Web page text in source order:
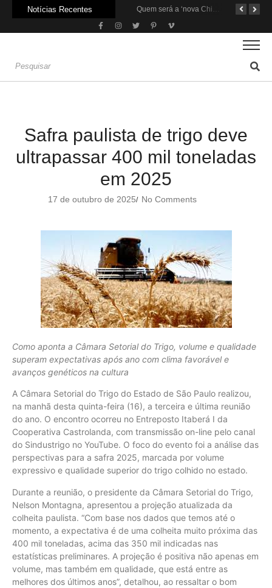
Notícias Recentes Quem será a ‘nova China’ do agro quando o apetite de Pequim acabar?
Safra paulista de trigo deve
ultrapassar 400 mil toneladas
em 2025
17 de outubro de 2025/ No Comments
Como aponta a Câmara Setorial do Trigo, volume e qualidade
superam expectativas após ano com clima favorável e
avanços genéticos na cultura
A Câmara Setorial do Trigo do Estado de São Paulo realizou,
na manhã desta quinta-feira (16), a terceira e última reunião
do ano. O encontro ocorreu no Entreposto Itaberá I da
Cooperativa Castrolanda, com transmissão on-line pelo canal
do Sindustrigo no YouTube. O foco do evento foi a análise das
perspectivas para a safra 2025, marcada por volume
expressivo e qualidade superior do trigo colhido no estado.
Durante a reunião, o presidente da Câmara Setorial do Trigo,
Nelson Montagna, apresentou a projeção atualizada da
colheita paulista. “Com base nos dados que temos até o
momento, a expectativa é de uma colheita muito próxima das
400 mil toneladas, acima das 350 mil indicadas nas
estatísticas preliminares. A projeção é positiva não apenas em
volume, mas também em qualidade, que está entre as
melhores dos últimos anos”, detalhou, ao ressaltar o bom